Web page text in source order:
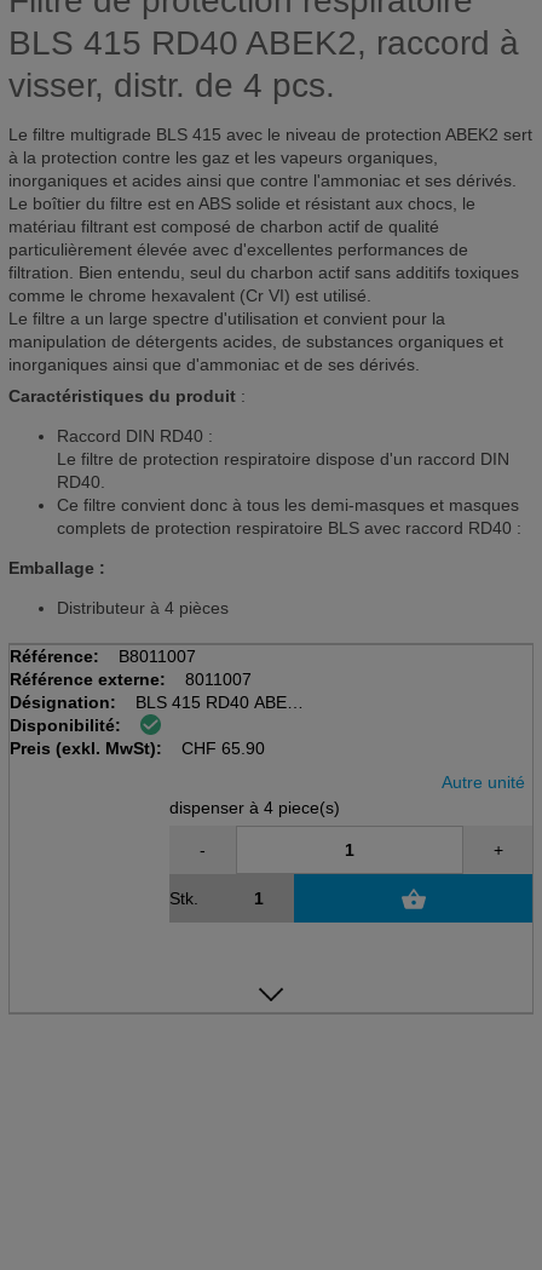
BLS 415 RD40 ABEK2, raccord à
visser, distr. de 4 pcs.
Le filtre multigrade BLS 415 avec le niveau de protection ABEK2 sert
à la protection contre les gaz et les vapeurs organiques,
inorganiques et acides ainsi que contre l'ammoniac et ses dérivés.
Le boîtier du filtre est en ABS solide et résistant aux chocs, le
matériau filtrant est composé de charbon actif de qualité
particulièrement élevée avec d'excellentes performances de
filtration. Bien entendu, seul du charbon actif sans additifs toxiques
comme le chrome hexavalent (Cr VI) est utilisé.
Le filtre a un large spectre d'utilisation et convient pour la
manipulation de détergents acides, de substances organiques et
inorganiques ainsi que d'ammoniac et de ses dérivés.
Caractéristiques du produit:
Raccord DIN RD40 :
Le filtre de protection respiratoire dispose d'un raccord DIN
RD40.
Ce filtre convient donc à tous les demi-masques et masques
complets de protection respiratoire BLS avec raccord RD40 :
Emballage :
Distributeur à 4 pièces
Référence:
B8011007
Référence externe:
8011007
Désignation:
BLS 415 RD40 ABEK2
Disp. à 4 pièces
Filtre multi-filtres
Disponibilité:
Preis (exkl. MwSt):
CHF 65.90
Autre unité
dispenser à 4 piece(s)
- +
Stk.